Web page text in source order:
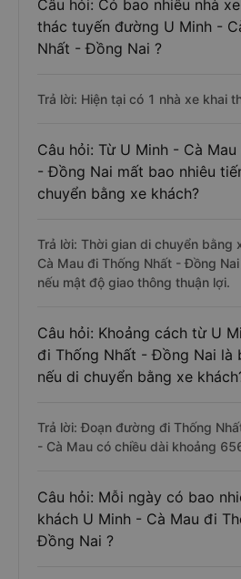
Câu hỏi: Có bao nhiêu nhà
thác tuyến đường U Minh -
Nhất - Đồng Nai ?
Trả lời: Hiện tại có 1 nhà xe khai
Câu hỏi: Từ U Minh - Cà
- Đồng Nai mất bao nhiêu
chuyển bằng xe khách?
Trả lời: Thời gian di chuyển bằng
Cà Mau đi Thống Nhất - Đồng
nếu mật độ giao thông thuận lợi.
Câu hỏi: Khoảng cách từ U
đi Thống Nhất - Đồng Nai là
nếu di chuyển bằng xe
Trả lời: Đoạn đường đi Thống
- Cà Mau có chiều dài khoảng
Câu hỏi: Mỗi ngày có bao
khách U Minh - Cà Mau đi
Đồng Nai ?